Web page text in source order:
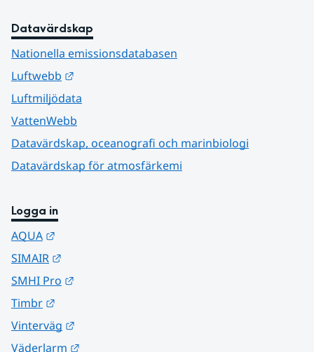
Datavärdskap
Nationella emissionsdatabasen
Luftwebb
Luftmiljödata
VattenWebb
Datavärdskap, oceanografi och marinbiologi
Datavärdskap för atmosfärkemi
Logga in
AQUA
SIMAIR
SMHI Pro
Timbr
Vinterväg
Väderlarm